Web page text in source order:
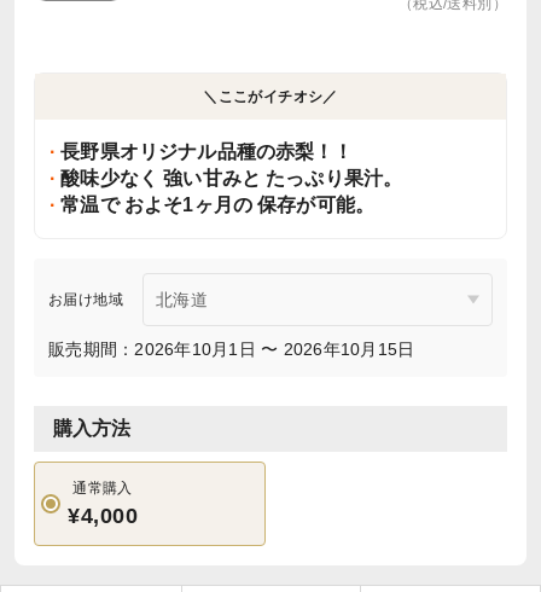
（税込/送料別）
＼ここがイチオシ／
長野県オリジナル品種の赤梨！！
酸味少なく 強い甘みと たっぷり果汁。
常温で およそ1ヶ月の 保存が可能。
お届け地域
販売期間：2026年10月1日 〜 2026年10月15日
購入方法
通常購入
¥4,000